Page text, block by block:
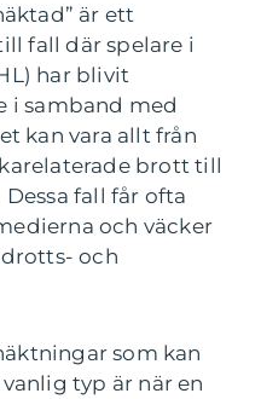
är ett
fall där spelare i
har blivit
i samband med
kan vara allt från
brott till
fall får ofta
och väcker
och
som kan
typ är när en